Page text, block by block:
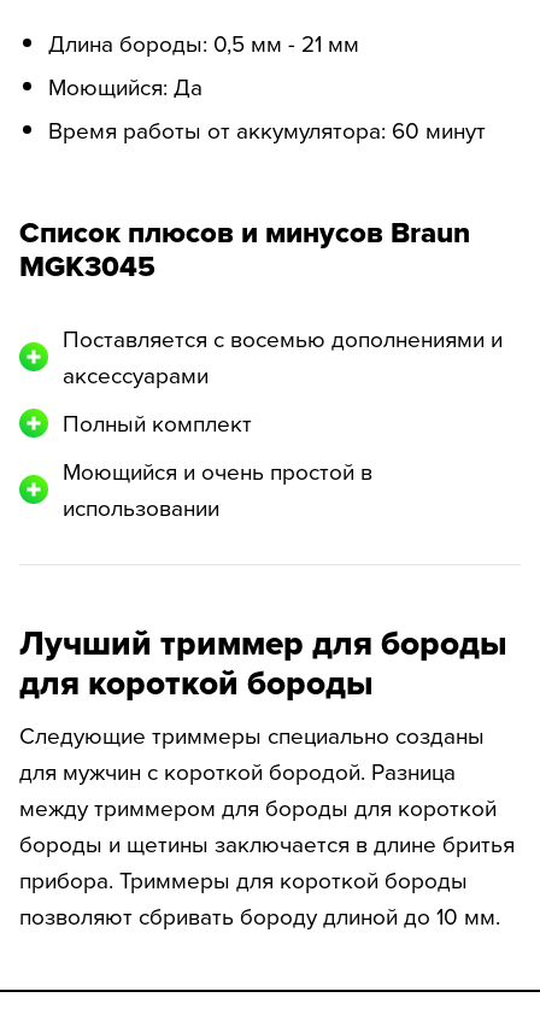
Длина бороды: 0,5 мм - 21 мм
Моющийся: Да
Время работы от аккумулятора: 60 минут
Список плюсов и минусов Braun
MGK3045
Поставляется с восемью дополнениями и
аксессуарами
Полный комплект
Моющийся и очень простой в
использовании
Лучший триммер для бороды
для короткой бороды
Следующие триммеры специально созданы
для мужчин с короткой бородой. Разница
между триммером для бороды для короткой
бороды и щетины заключается в длине бритья
прибора. Триммеры для короткой бороды
позволяют сбривать бороду длиной до 10 мм.